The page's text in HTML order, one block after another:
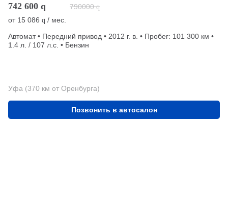
742 600 q 790000 q
от 15 086 q / мес.
Автомат • Передний привод • 2012 г. в. • Пробег: 101 300 км •
1.4 л. / 107 л.с. • Бензин
Уфа (370 км от Оренбурга)
Позвонить в автосалон